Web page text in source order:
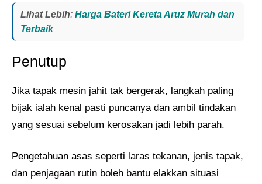
Lihat Lebih: Harga Bateri Kereta Aruz Murah dan
Terbaik
Penutup
Jika tapak mesin jahit tak bergerak, langkah paling
bijak ialah kenal pasti puncanya dan ambil tindakan
yang sesuai sebelum kerosakan jadi lebih parah.
Pengetahuan asas seperti laras tekanan, jenis tapak,
dan penjagaan rutin boleh bantu elakkan situasi